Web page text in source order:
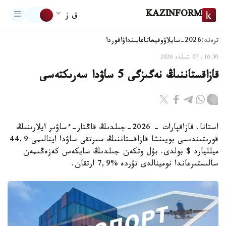
KAZINFORM ق ز
ترەند:2026-سايلاۋ وقيعاتاعايىنداۋاقوردا
16:30, 07 شىلدە 2026
قازاقستاننىڭ نەگىزگى 5 ساۋدا سەرىكتەسى
استانا. قازاقپارات - 2026-جىلدىڭ قاڭتار-ءساۋىر ايلارىنىڭ
قورىتىندىسى بويىنشا قازاقستاننىڭ سىرتقى ساۋدا اينالىمى 44,9
ميلليارد $ بولدى. بۇل وتكەن جىلدىڭ سايكەس كەزەڭىمەن
سالىستىرعاندا نومينالدى تۇردە %7,9 ارتقان.